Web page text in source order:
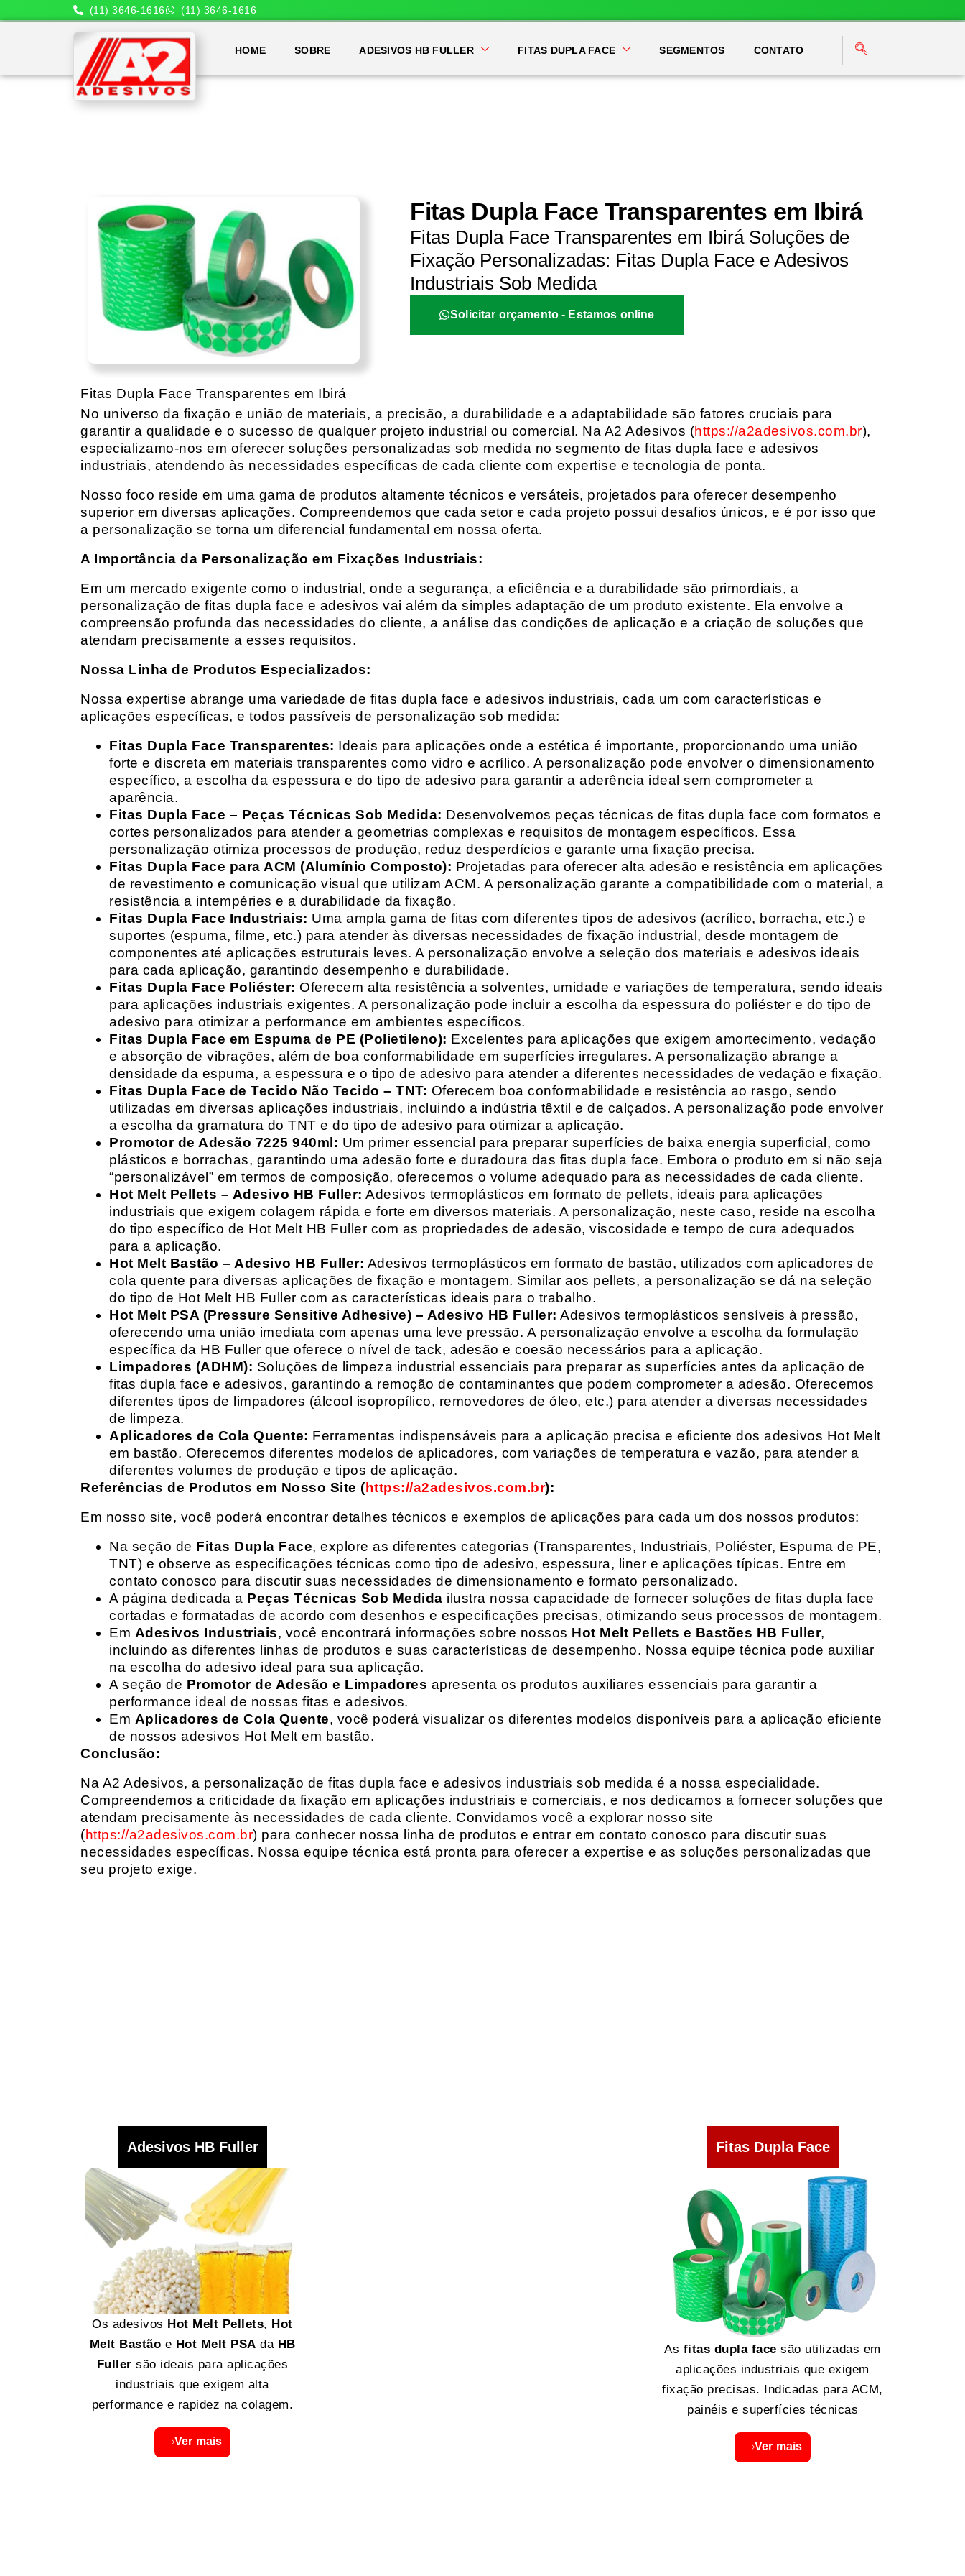
(11) 3646-1616 (11) 3646-1616
HOME SOBRE ADESIVOS HB FULLER FITAS DUPLA FACE SEGMENTOS CONTATO
Fitas Dupla Face Transparentes em Ibirá
Fitas Dupla Face Transparentes em Ibirá Soluções de
Fixação Personalizadas: Fitas Dupla Face e Adesivos
Industriais Sob Medida
Solicitar orçamento - Estamos online
Fitas Dupla Face Transparentes em Ibirá
No universo da fixação e união de materiais, a precisão, a durabilidade e a adaptabilidade são fatores cruciais para
garantir a qualidade e o sucesso de qualquer projeto industrial ou comercial. Na A2 Adesivos (https://a2adesivos.com.br),
especializamo-nos em oferecer soluções personalizadas sob medida no segmento de fitas dupla face e adesivos
industriais, atendendo às necessidades específicas de cada cliente com expertise e tecnologia de ponta.
Nosso foco reside em uma gama de produtos altamente técnicos e versáteis, projetados para oferecer desempenho
superior em diversas aplicações. Compreendemos que cada setor e cada projeto possui desafios únicos, e é por isso que
a personalização se torna um diferencial fundamental em nossa oferta.
A Importância da Personalização em Fixações Industriais:
Em um mercado exigente como o industrial, onde a segurança, a eficiência e a durabilidade são primordiais, a
personalização de fitas dupla face e adesivos vai além da simples adaptação de um produto existente. Ela envolve a
compreensão profunda das necessidades do cliente, a análise das condições de aplicação e a criação de soluções que
atendam precisamente a esses requisitos.
Nossa Linha de Produtos Especializados:
Nossa expertise abrange uma variedade de fitas dupla face e adesivos industriais, cada um com características e
aplicações específicas, e todos passíveis de personalização sob medida:
Fitas Dupla Face Transparentes: Ideais para aplicações onde a estética é importante, proporcionando uma união
forte e discreta em materiais transparentes como vidro e acrílico. A personalização pode envolver o dimensionamento
específico, a escolha da espessura e do tipo de adesivo para garantir a aderência ideal sem comprometer a
aparência.
Fitas Dupla Face – Peças Técnicas Sob Medida: Desenvolvemos peças técnicas de fitas dupla face com formatos e
cortes personalizados para atender a geometrias complexas e requisitos de montagem específicos. Essa
personalização otimiza processos de produção, reduz desperdícios e garante uma fixação precisa.
Fitas Dupla Face para ACM (Alumínio Composto): Projetadas para oferecer alta adesão e resistência em aplicações
de revestimento e comunicação visual que utilizam ACM. A personalização garante a compatibilidade com o material, a
resistência a intempéries e a durabilidade da fixação.
Fitas Dupla Face Industriais: Uma ampla gama de fitas com diferentes tipos de adesivos (acrílico, borracha, etc.) e
suportes (espuma, filme, etc.) para atender às diversas necessidades de fixação industrial, desde montagem de
componentes até aplicações estruturais leves. A personalização envolve a seleção dos materiais e adesivos ideais
para cada aplicação, garantindo desempenho e durabilidade.
Fitas Dupla Face Poliéster: Oferecem alta resistência a solventes, umidade e variações de temperatura, sendo ideais
para aplicações industriais exigentes. A personalização pode incluir a escolha da espessura do poliéster e do tipo de
adesivo para otimizar a performance em ambientes específicos.
Fitas Dupla Face em Espuma de PE (Polietileno): Excelentes para aplicações que exigem amortecimento, vedação
e absorção de vibrações, além de boa conformabilidade em superfícies irregulares. A personalização abrange a
densidade da espuma, a espessura e o tipo de adesivo para atender a diferentes necessidades de vedação e fixação.
Fitas Dupla Face de Tecido Não Tecido – TNT: Oferecem boa conformabilidade e resistência ao rasgo, sendo
utilizadas em diversas aplicações industriais, incluindo a indústria têxtil e de calçados. A personalização pode envolver
a escolha da gramatura do TNT e do tipo de adesivo para otimizar a aplicação.
Promotor de Adesão 7225 940ml: Um primer essencial para preparar superfícies de baixa energia superficial, como
plásticos e borrachas, garantindo uma adesão forte e duradoura das fitas dupla face. Embora o produto em si não seja
“personalizável” em termos de composição, oferecemos o volume adequado para as necessidades de cada cliente.
Hot Melt Pellets – Adesivo HB Fuller: Adesivos termoplásticos em formato de pellets, ideais para aplicações
industriais que exigem colagem rápida e forte em diversos materiais. A personalização, neste caso, reside na escolha
do tipo específico de Hot Melt HB Fuller com as propriedades de adesão, viscosidade e tempo de cura adequados
para a aplicação.
Hot Melt Bastão – Adesivo HB Fuller: Adesivos termoplásticos em formato de bastão, utilizados com aplicadores de
cola quente para diversas aplicações de fixação e montagem. Similar aos pellets, a personalização se dá na seleção
do tipo de Hot Melt HB Fuller com as características ideais para o trabalho.
Hot Melt PSA (Pressure Sensitive Adhesive) – Adesivo HB Fuller: Adesivos termoplásticos sensíveis à pressão,
oferecendo uma união imediata com apenas uma leve pressão. A personalização envolve a escolha da formulação
específica da HB Fuller que oferece o nível de tack, adesão e coesão necessários para a aplicação.
Limpadores (ADHM): Soluções de limpeza industrial essenciais para preparar as superfícies antes da aplicação de
fitas dupla face e adesivos, garantindo a remoção de contaminantes que podem comprometer a adesão. Oferecemos
diferentes tipos de limpadores (álcool isopropílico, removedores de óleo, etc.) para atender a diversas necessidades
de limpeza.
Aplicadores de Cola Quente: Ferramentas indispensáveis para a aplicação precisa e eficiente dos adesivos Hot Melt
em bastão. Oferecemos diferentes modelos de aplicadores, com variações de temperatura e vazão, para atender a
diferentes volumes de produção e tipos de aplicação.
Referências de Produtos em Nosso Site (https://a2adesivos.com.br):
Em nosso site, você poderá encontrar detalhes técnicos e exemplos de aplicações para cada um dos nossos produtos:
Na seção de Fitas Dupla Face, explore as diferentes categorias (Transparentes, Industriais, Poliéster, Espuma de PE,
TNT) e observe as especificações técnicas como tipo de adesivo, espessura, liner e aplicações típicas. Entre em
contato conosco para discutir suas necessidades de dimensionamento e formato personalizado.
A página dedicada a Peças Técnicas Sob Medida ilustra nossa capacidade de fornecer soluções de fitas dupla face
cortadas e formatadas de acordo com desenhos e especificações precisas, otimizando seus processos de montagem.
Em Adesivos Industriais, você encontrará informações sobre nossos Hot Melt Pellets e Bastões HB Fuller,
incluindo as diferentes linhas de produtos e suas características de desempenho. Nossa equipe técnica pode auxiliar
na escolha do adesivo ideal para sua aplicação.
A seção de Promotor de Adesão e Limpadores apresenta os produtos auxiliares essenciais para garantir a
performance ideal de nossas fitas e adesivos.
Em Aplicadores de Cola Quente, você poderá visualizar os diferentes modelos disponíveis para a aplicação eficiente
de nossos adesivos Hot Melt em bastão.
Conclusão:
Na A2 Adesivos, a personalização de fitas dupla face e adesivos industriais sob medida é a nossa especialidade.
Compreendemos a criticidade da fixação em aplicações industriais e comerciais, e nos dedicamos a fornecer soluções que
atendam precisamente às necessidades de cada cliente. Convidamos você a explorar nosso site
(https://a2adesivos.com.br) para conhecer nossa linha de produtos e entrar em contato conosco para discutir suas
necessidades específicas. Nossa equipe técnica está pronta para oferecer a expertise e as soluções personalizadas que
seu projeto exige.
Adesivos HB Fuller
Os adesivos Hot Melt Pellets, Hot
Melt Bastão e Hot Melt PSA da HB
Fuller são ideais para aplicações
industriais que exigem alta
performance e rapidez na colagem.
Ver mais
Fitas Dupla Face
As fitas dupla face são utilizadas em
aplicações industriais que exigem
fixação precisas. Indicadas para ACM,
painéis e superfícies técnicas
Ver mais